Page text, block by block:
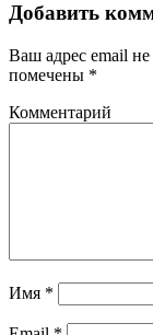
Добавить
Ваш адрес email не
помечены *
Комментарий
Имя *